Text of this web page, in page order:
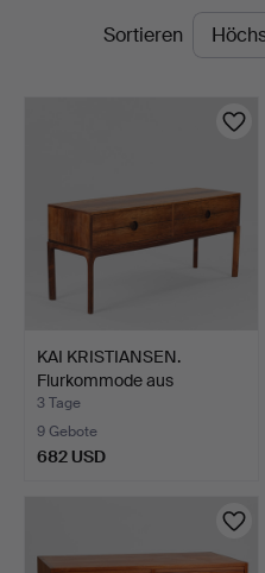
LaufendeSortieren
KAI KRISTIANSEN.
Flurkommode aus
Palisande…
3 Tage
9 Gebote
682 USD